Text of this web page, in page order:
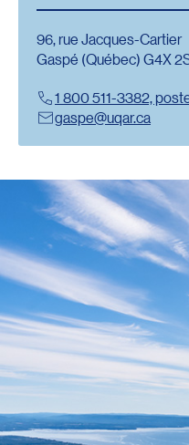
96, rue Jacques-Cartier
Gaspé (Québec) G4X
1 800 511-3382,
Redirection vers l’url :
gaspe@uqar.ca
Redirection vers l’url :